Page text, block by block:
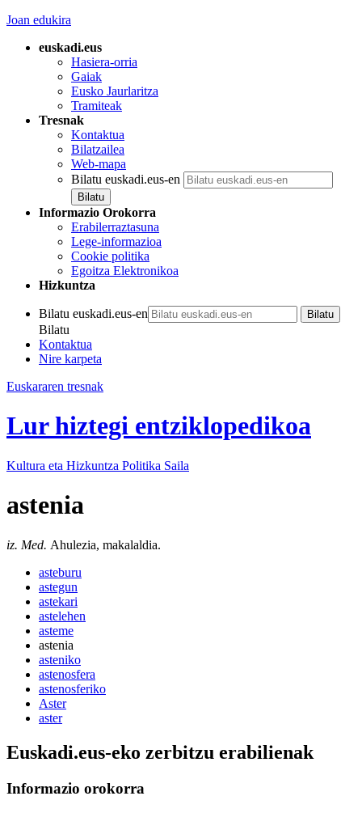
Joan edukira
euskadi.eus
Hasiera-orria
Gaiak
Eusko Jaurlaritza
Tramiteak
Tresnak
Kontaktua
Bilatzailea
Web-mapa
Bilatu euskadi.eus-en
Informazio Orokorra
Erabilerraztasuna
Lege-informazioa
Cookie politika
Egoitza Elektronikoa
Hizkuntza
Bilatu euskadi.eus-en
Bilatu
Kontaktua
Nire karpeta
Euskararen tresnak
Lur hiztegi entziklopedikoa
Kultura eta Hizkuntza Politika Saila
astenia
iz. Med. Ahulezia, makalaldia.
asteburu
astegun
astekari
astelehen
asteme
astenia
asteniko
astenosfera
astenosferiko
Aster
aster
Euskadi.eus-eko zerbitzu erabilienak
Informazio orokorra